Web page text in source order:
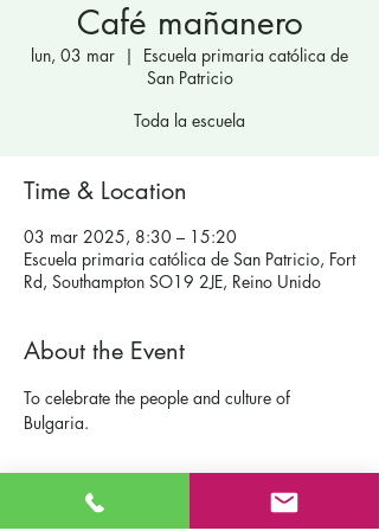
Café mañanero
lun, 03 mar
  |
Escuela primaria católica de
San Patricio
Toda la escuela
Time & Location
03 mar 2025, 8:30 – 15:20
Escuela primaria católica de San Patricio, Fort
Rd, Southampton SO19 2JE, Reino Unido
About the Event
To celebrate the people and culture of
Bulgaria.